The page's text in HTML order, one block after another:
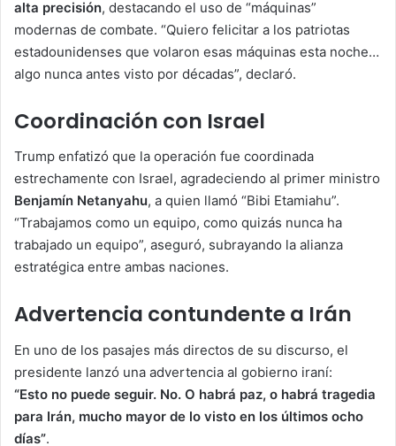
alta precisión, destacando el uso de “máquinas”
modernas de combate. “Quiero felicitar a los patriotas
estadounidenses que volaron esas máquinas esta noche…
algo nunca antes visto por décadas”, declaró.
Coordinación con Israel
Trump enfatizó que la operación fue coordinada
estrechamente con Israel, agradeciendo al primer ministro
Benjamín Netanyahu, a quien llamó “Bibi Etamiahu”.
“Trabajamos como un equipo, como quizás nunca ha
trabajado un equipo”, aseguró, subrayando la alianza
estratégica entre ambas naciones.
Advertencia contundente a Irán
En uno de los pasajes más directos de su discurso, el
presidente lanzó una advertencia al gobierno iraní:
“Esto no puede seguir. No. O habrá paz, o habrá tragedia
para Irán, mucho mayor de lo visto en los últimos ocho
días”.